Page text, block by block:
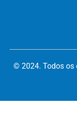
© 2024. Todos os